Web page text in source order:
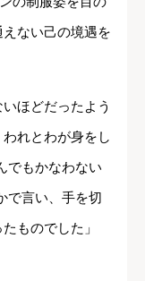
ない己の境遇を
ほどだったよう
れとわが身をし
でもかなわない
で言い、手を切
ものでした」